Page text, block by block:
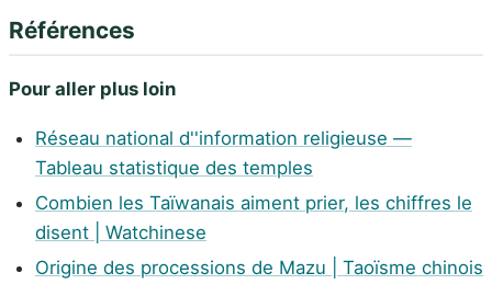
Références
Pour aller plus loin
Réseau national d''information religieuse —
Tableau statistique des temples
Combien les Taïwanais aiment prier, les chiffres le
disent | Watchinese
Origine des processions de Mazu | Taoïsme chinois